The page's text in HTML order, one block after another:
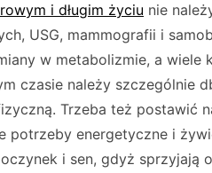
i długim życiu nie
USG, mammografii i
w metabolizmie, a wiele
czasie należy szczególnie
Trzeba też postawić
potrzeby energetyczne i
i sen, gdyż sprzyjają